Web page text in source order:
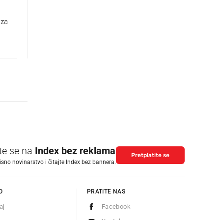
se na Index bez reklama
novinarstvo i čitajte Index bez bannera.
Pretplatite se
PRATITE NAS
Facebook